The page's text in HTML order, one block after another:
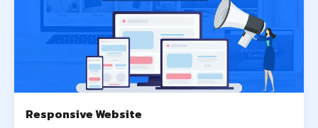
Responsive Website